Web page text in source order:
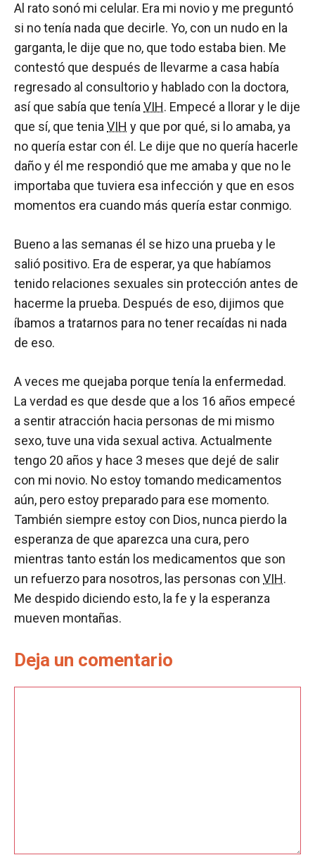
Al rato sonó mi celular. Era mi novio y me preguntó
si no tenía nada que decirle. Yo, con un nudo en la
garganta, le dije que no, que todo estaba bien. Me
contestó que después de llevarme a casa había
regresado al consultorio y hablado con la doctora,
así que sabía que tenía VIH. Empecé a llorar y le dije
que sí, que tenia VIH y que por qué, si lo amaba, ya
no quería estar con él. Le dije que no quería hacerle
daño y él me respondió que me amaba y que no le
importaba que tuviera esa infección y que en esos
momentos era cuando más quería estar conmigo.
Bueno a las semanas él se hizo una prueba y le
salió positivo. Era de esperar, ya que habíamos
tenido relaciones sexuales sin protección antes de
hacerme la prueba. Después de eso, dijimos que
íbamos a tratarnos para no tener recaídas ni nada
de eso.
A veces me quejaba porque tenía la enfermedad.
La verdad es que desde que a los 16 años empecé
a sentir atracción hacia personas de mi mismo
sexo, tuve una vida sexual activa. Actualmente
tengo 20 años y hace 3 meses que dejé de salir
con mi novio. No estoy tomando medicamentos
aún, pero estoy preparado para ese momento.
También siempre estoy con Dios, nunca pierdo la
esperanza de que aparezca una cura, pero
mientras tanto están los medicamentos que son
un refuerzo para nosotros, las personas con VIH.
Me despido diciendo esto, la fe y la esperanza
mueven montañas.
Deja un comentario